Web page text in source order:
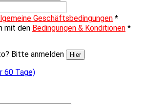
Geschäftsbedingungen *
mit den Bedingungen & Konditionen *
Bitte anmelden
Hier
60 Tage)